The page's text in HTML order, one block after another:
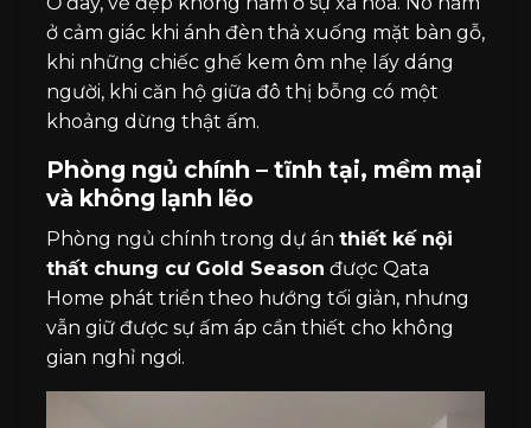
ở cảm giác khi ánh đèn thả xuống mặt bàn gỗ,
khi những chiếc ghế kem ôm nhẹ lấy dáng
người, khi căn hộ giữa đô thị bỗng có một
khoảng dừng thật ấm.
Phòng ngủ chính – tĩnh tại, mềm mại
và không lạnh lẽo
Phòng ngủ chính trong dự án thiết kế nội
thất chung cư Gold Season được Qata
Home phát triển theo hướng tối giản, nhưng
vẫn giữ được sự ấm áp cần thiết cho không
gian nghỉ ngơi.